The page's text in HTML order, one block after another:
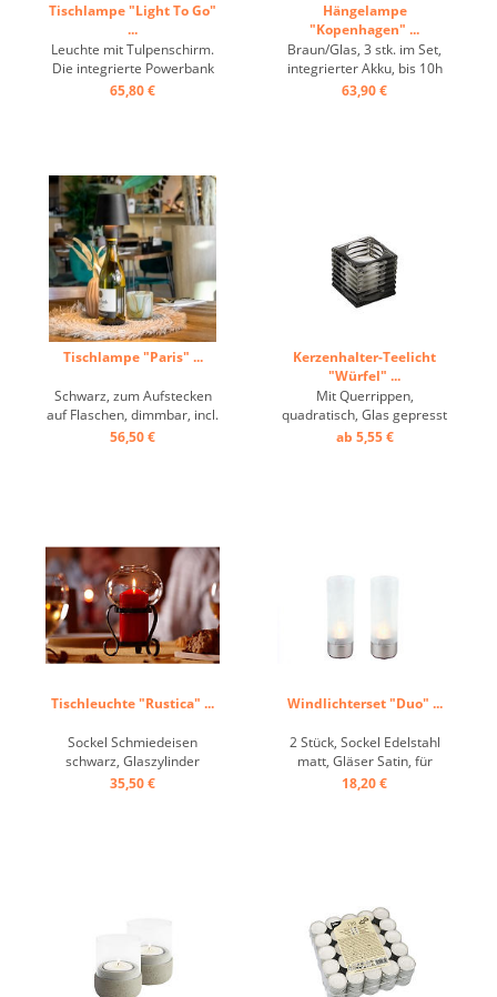
Tischlampe "Light To Go"
...
Leuchte mit Tulpenschirm.
Die integrierte Powerbank
liefert bis zu 14 Stunden
65,80 €
Hängelampe
"Kopenhagen" ...
Braun/Glas, 3 stk. im Set,
integrierter Akku, bis 10h
Laufzeit, IP54, in- & outdoor,
63,90 €
Tischlampe "Paris" ...
Schwarz, zum Aufstecken
auf Flaschen, dimmbar, incl.
Ladekabel, LED, IP54 ...
56,50 €
Kerzenhalter-Teelicht
"Würfel" ...
Mit Querrippen,
quadratisch, Glas gepresst
...
ab 5,55 €
Tischleuchte "Rustica" ...
Sockel Schmiedeisen
schwarz, Glaszylinder
gebaucht, Ölkartusche ...
35,50 €
Windlichterset "Duo" ...
2 Stück, Sockel Edelstahl
matt, Gläser Satin, für
Teelichter ...
18,20 €